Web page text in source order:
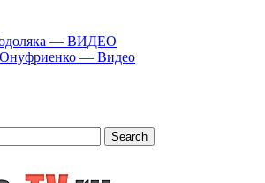
— ВИДЕО
— Видео
Search